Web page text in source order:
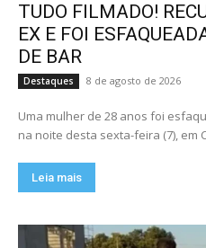
TUDO FILMADO!
EX E FOI
DE BAR
Destaques 8 de agosto de 2026
Uma mulher de 28 anos foi
na noite desta sexta-feira (7), em
Leia mais